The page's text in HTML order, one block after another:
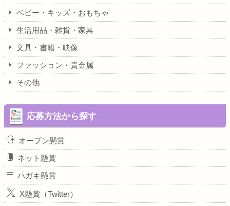
ベビー・キッズ・おもちゃ
生活用品・雑貨・家具
文具・書籍・映像
ファッション・貴金属
その他
応募方法から探す
オープン懸賞
ネット懸賞
ハガキ懸賞
X懸賞（Twitter）